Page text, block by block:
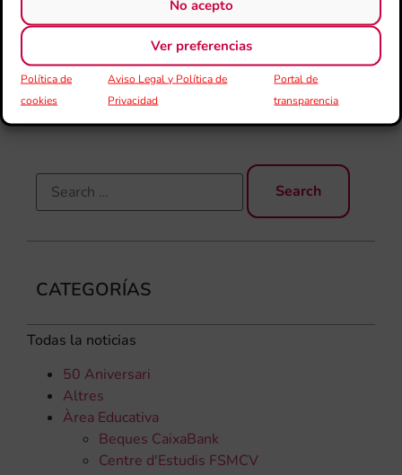
No acepto
Ver preferencias
Política de
cookies
Aviso Legal y Política de
Privacidad
Portal de
transparencia
CATEGORÍAS
Todas la noticias
50 Aniversari
Altres
Àrea Educativa
Beques CaixaBank
Centre d'Estudis FSMCV